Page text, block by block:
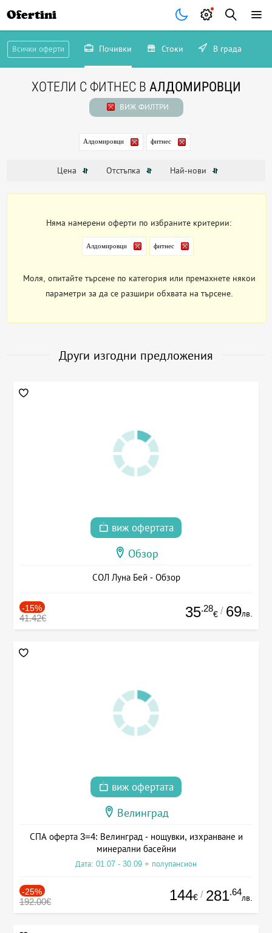
Ofertini
Всички оферти Почивки Стоки В града
ХОТЕЛИ С ФИТНЕС В АЛДОМИРОВЦИ
ВИЖ ФИЛТРИ
Алдомировци фитнес
Цена Отстъпка Най-нови
Няма намерени оферти по избраните критерии:
Алдомировци фитнес
Моля, опитайте търсене по категория или премахнете някои
параметри за да се разшири обхвата на търсене.
Други изгодни предложения
виж офертата
Обзор
СОЛ Луна Бей - Обзор
-15%
41.42€ 35.28
€ / 69лв.
виж офертата
Велинград
СПА оферта 3=4: Велинград - нощувки, изхранване и
минерални басейни
Дата: 01.07 - 30.09 + полупансион
-25%
192.00€ 144€ / 281.64
лв.